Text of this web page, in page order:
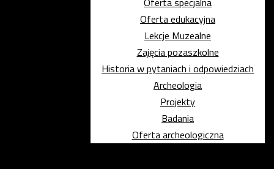
Oferta edukacyjna
Lekcje Muzealne
Zajęcia pozaszkolne
Historia w pytaniach i odpowiedziach
Archeologia
Projekty
Badania
Oferta archeologiczna